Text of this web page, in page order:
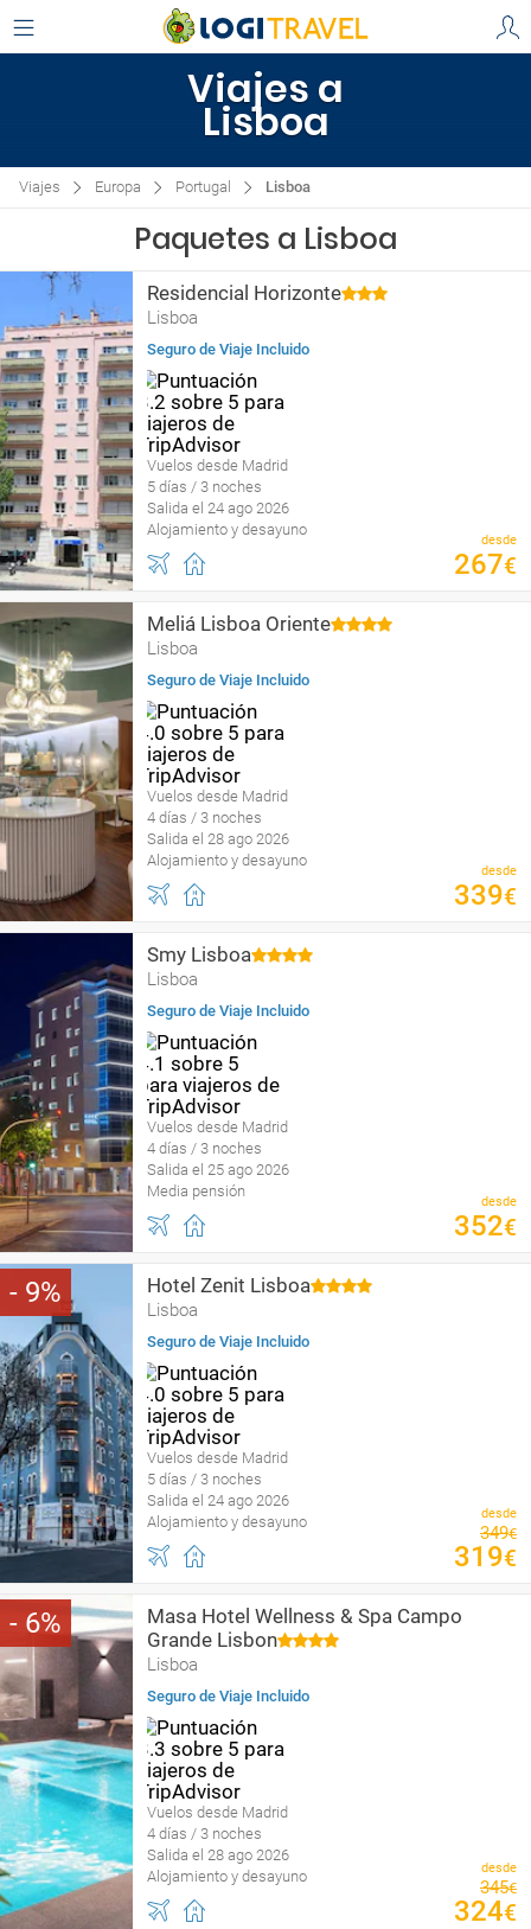
Viajes a
Lisboa
Viajes Europa Portugal Lisboa
Paquetes a Lisboa
Residencial Horizonte
Lisboa
Seguro de Viaje Incluido
Vuelos desde Madrid
5 días / 3 noches
Salida el 24 ago 2026
Alojamiento y desayuno
desde
267€
Meliá Lisboa Oriente
Lisboa
Seguro de Viaje Incluido
Vuelos desde Madrid
4 días / 3 noches
Salida el 28 ago 2026
Alojamiento y desayuno
desde
339€
Smy Lisboa
Lisboa
Seguro de Viaje Incluido
Vuelos desde Madrid
4 días / 3 noches
Salida el 25 ago 2026
Media pensión
desde
352€
9 Hotel Zenit Lisboa
Lisboa
Seguro de Viaje Incluido
Vuelos desde Madrid
5 días / 3 noches
Salida el 24 ago 2026
Alojamiento y desayuno
desde
349€
319€
6
Masa Hotel Wellness & Spa Campo
Grande Lisbon
Lisboa
Seguro de Viaje Incluido
Vuelos desde Madrid
4 días / 3 noches
Salida el 28 ago 2026
Alojamiento y desayuno
desde
345€
324€